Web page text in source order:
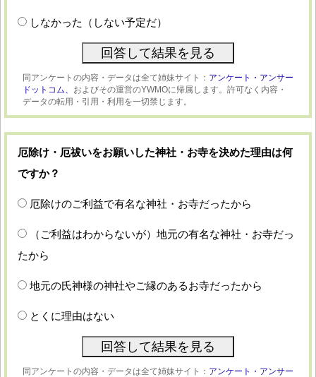
しなかった（しない予定だ）
同アンケートの内容・データは全て姉妹サイト： アンケート・アンサー
ドットコム、 およびその運営のYWMOに帰属します。許可なく内容・
データの転用・引用・利用を一切禁じます。
厄除け・厄祓いをお願いした神社・お寺を決めた理由は何
ですか？
厄除けのご利益で有名な神社・お寺だったから
（ご利益はわからないが）地元の有名な神社・お寺だっ
たから
地元の氏神様の神社やご縁のあるお寺だったから
とくに理由はない
同アンケートの内容・データは全て姉妹サイト： アンケート・アンサー